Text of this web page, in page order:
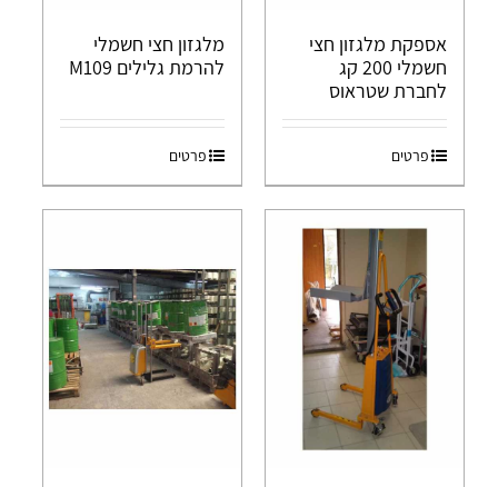
אספקת מלגזון חצי
חשמלי 200 קג
לחברת שטראוס
פרטים
מלגזון חצי חשמלי
להרמת גלילים M109
פרטים